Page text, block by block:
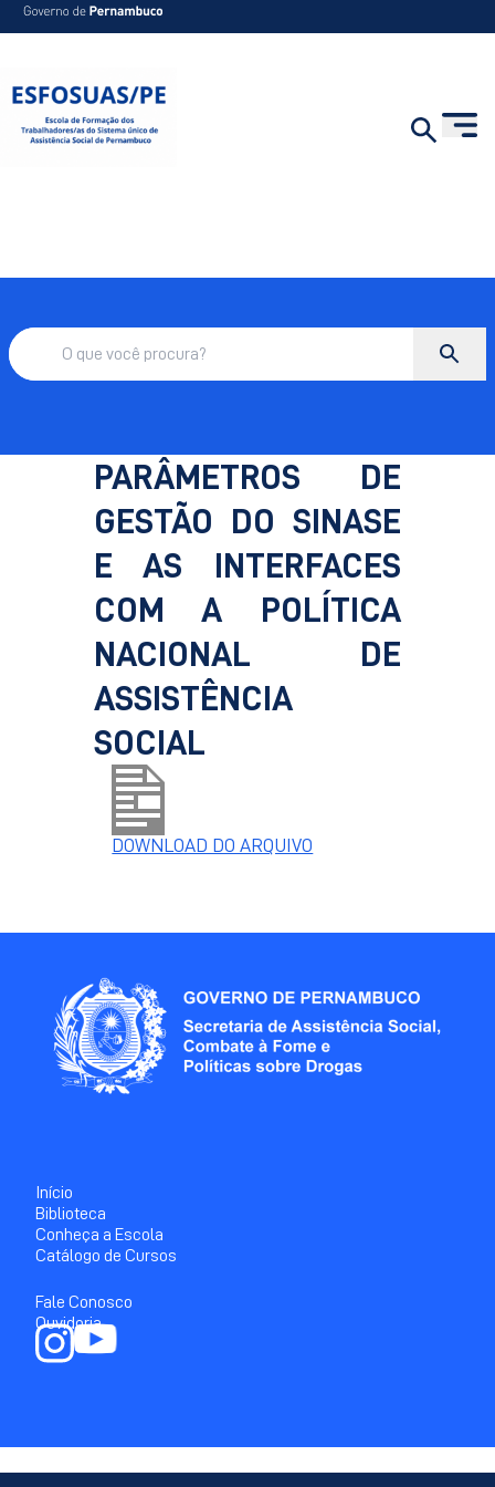
PARÂMETROS DE
GESTÃO DO SINASE
E AS INTERFACES
COM A POLÍTICA
NACIONAL DE
ASSISTÊNCIA
SOCIAL
DOWNLOAD DO ARQUIVO
Início
Biblioteca
Conheça a Escola
Catálogo de Cursos
Fale Conosco
Ouvidoria